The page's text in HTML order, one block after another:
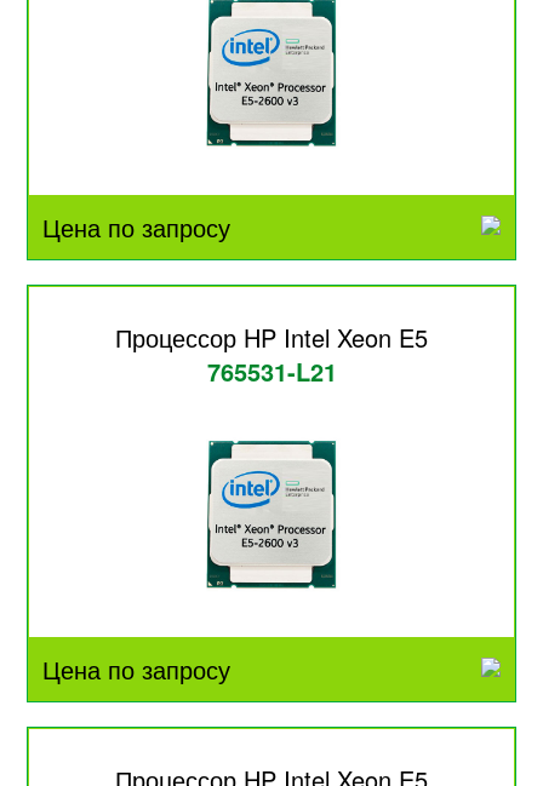
Цена по запросу
Процессор HP Intel Xeon E5
765531-L21
Цена по запросу